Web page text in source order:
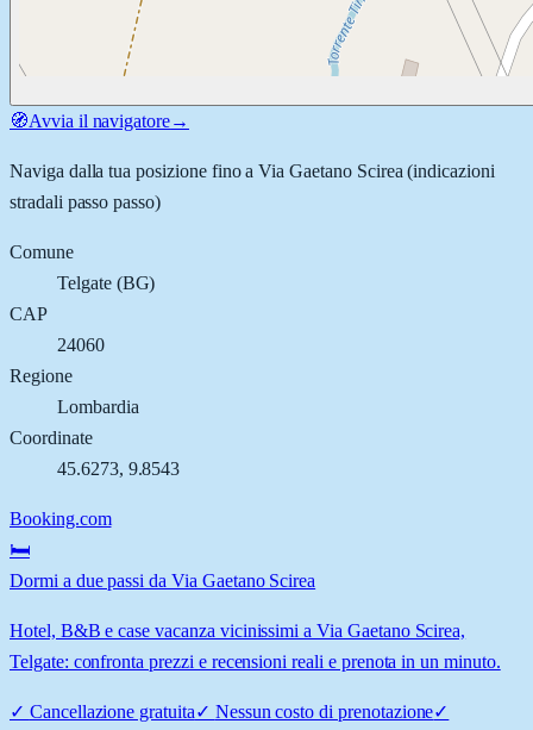
🧭Avvia il navigatore→
Naviga dalla tua posizione fino aVia Gaetano Scirea (indicazioni
stradali passo passo)
Comune
Telgate(BG)
CAP
24060
Regione
Lombardia
Coordinate
45.6273, 9.8543
Booking.com
🛏️
Dormi a due passi da Via Gaetano Scirea
Hotel, B&B e case vacanza vicinissimi a Via Gaetano Scirea,
Telgate: confronta prezzi e recensioni reali e prenota in un minuto.
✓ Cancellazione gratuita✓ Nessun costo di prenotazione✓